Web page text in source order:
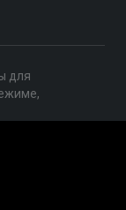
для